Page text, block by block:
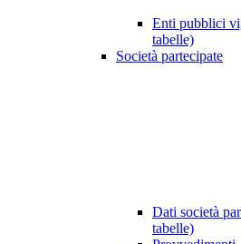
Enti pubblici
tabelle)
Società partecipate
Dati società
tabelle)